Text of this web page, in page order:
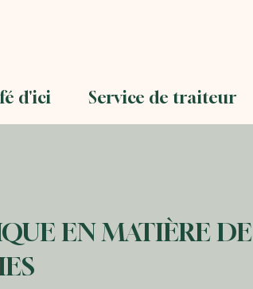
d'ici Service de traiteur
EN MATIÈRE DE